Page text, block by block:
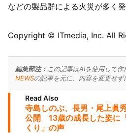
などの製品群による火災が多く発
Copyright © ITmedia, Inc. All
編集部注： この記事はAIを使用して作
NEWSの記事を元に、内容を変更せず
Read Also
寺島しのぶ、長男・尾上眞
公開 13歳の成長した姿に
くり」の声